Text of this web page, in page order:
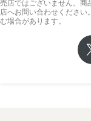
売店ではございません。商
店へお問い合わせくださ
む場合があります。